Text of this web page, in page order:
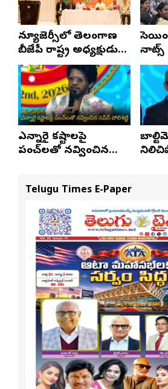
న్యూజెర్సీలో తెలంగాణ
బీజేపీ రాష్ట్ర అధ్యక్షుడు
ఎన్. రాంచందర్‌రావుకు
ఘన స్వాగతం
నాట్స్
ఎన్నారై కష్టాలపై
పంచ్‌లతో నవ్వించిన
Telugu Times E-Paper